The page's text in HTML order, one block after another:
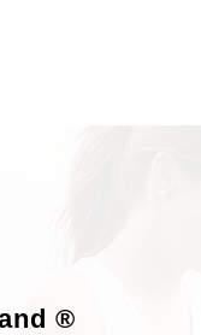
®